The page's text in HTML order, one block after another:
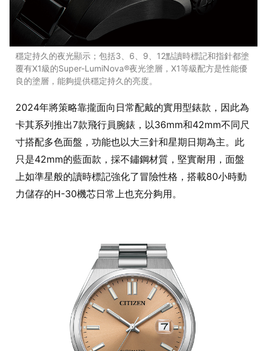
穩定持久的夜光顯示；包括3、6、9、12點讀時標記和指針都塗
覆有X1級的Super-LumiNova®夜光塗層，X1等級配方是性能優
良的塗層，能夠提供穩定持久的亮度。
2024年將策略靠攏面向日常配戴的實用型錶款，因此為
卡其系列推出7款飛行員腕錶，以36mm和42mm不同尺
寸搭配多色面盤，功能也以大三針和星期日期為主。此
只是42mm的藍面款，採不鏽鋼材質，堅實耐用，面盤
上如準星般的讀時標記強化了冒險性格，搭載80小時動
力儲存的H-30機芯日常上也充分夠用。